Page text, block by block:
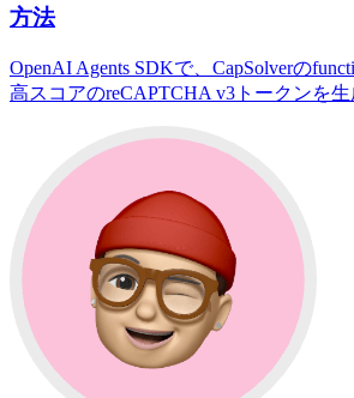
方法
OpenAI Agents SDKで、CapSolverの
高スコアのreCAPTCHA v3トークンを生